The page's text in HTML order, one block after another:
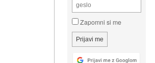
Zapomni si me